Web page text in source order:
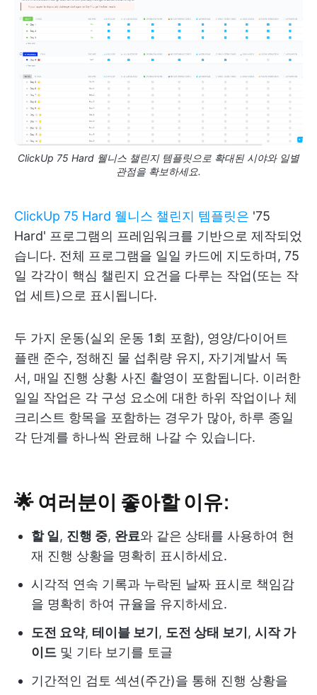
ClickUp 75 Hard 웰니스 챌린지 템플릿으로 확대된 시야와 일별
관점을 확보하세요.
ClickUp 75 Hard 웰니스 챌린지 템플릿은 '75
Hard' 프로그램의 프레임워크를 기반으로 제작되었
습니다. 전체 프로그램을 일일 카드에 지도하며, 75
일 각각이 핵심 챌린지 요건을 다루는 작업(또는 작
업 세트)으로 표시됩니다.
두 가지 운동(실외 운동 1회 포함), 영양/다이어트
플랜 준수, 정해진 물 섭취량 유지, 자기계발서 독
서, 매일 진행 상황 사진 촬영이 포함됩니다. 이러한
일일 작업은 각 구성 요소에 대한 하위 작업이나 체
크리스트 항목을 포함하는 경우가 많아, 하루 종일
각 단계를 하나씩 완료해 나갈 수 있습니다.
🌟 여러분이 좋아할 이유:
할 일 , 진행 중, 완료와 같은 상태를 사용하여 현
재 진행 상황을 명확히 표시하세요.
시각적 연속 기록과 누락된 날짜 표시로 책임감
을 명확히 하여 규율을 유지하세요.
도전 요약, 테이블 보기 , 도전 상태 보기 , 시작 가
이드 및 기타 보기를 토글
기간적인 검토 섹션(주간)을 통해 진행 상황을